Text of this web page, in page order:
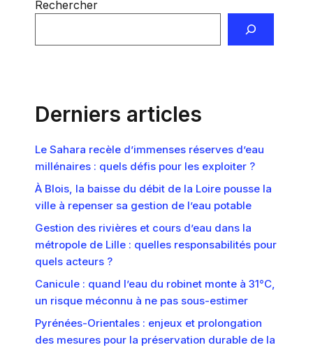
Rechercher
Derniers articles
Le Sahara recèle d’immenses réserves d’eau
millénaires : quels défis pour les exploiter ?
À Blois, la baisse du débit de la Loire pousse la
ville à repenser sa gestion de l’eau potable
Gestion des rivières et cours d’eau dans la
métropole de Lille : quelles responsabilités pour
quels acteurs ?
Canicule : quand l’eau du robinet monte à 31°C,
un risque méconnu à ne pas sous-estimer
Pyrénées-Orientales : enjeux et prolongation
des mesures pour la préservation durable de la